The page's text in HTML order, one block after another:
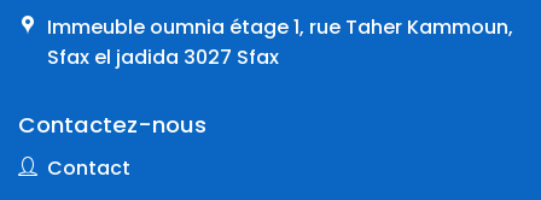
Immeuble oumnia étage 1, rue Taher Kammoun,
Sfax el jadida 3027 Sfax
Contactez-nous
Contact